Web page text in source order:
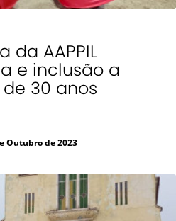
da AAPPIL
e inclusão a
30 anos
Outubro de 2023